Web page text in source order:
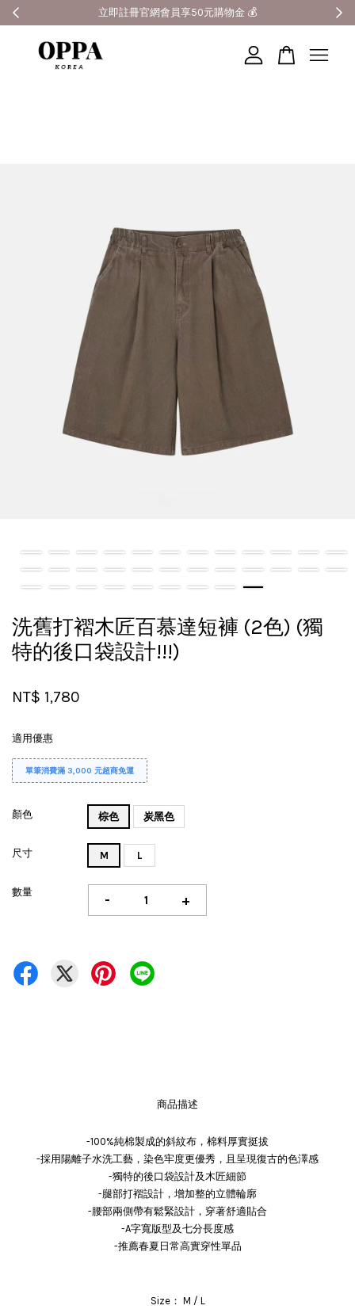
全館滿3000元超商免運 🚚
洗舊打褶木匠百慕達短褲 (2色) (獨
特的後口袋設計!!!)
NT$ 1,780
適用優惠
單筆消費滿 3,000 元超商免運
顏色 棕色 炭黑色
尺寸 M L
數量 - +
商品描述
-100%純棉製成的斜紋布，棉料厚實挺拔
-採用陽離子水洗工藝，染色牢度更優秀，且呈現復古的色澤感
-獨特的後口袋設計及木匠細節
-腿部打褶設計，增加整的立體輪廓
-腰部兩側帶有鬆緊設計，穿著舒適貼合
-A字寬版型及七分長度感
-推薦春夏日常高實穿性單品
Size： M / L